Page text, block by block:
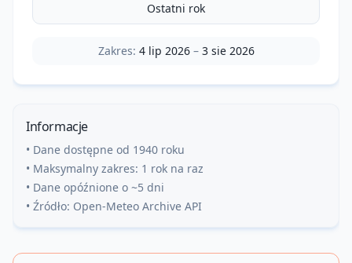
Ostatni rok
Zakres: 4 lip 2026– 3 sie 2026
Informacje
• Dane dostępne od 1940 roku
• Maksymalny zakres: 1 rok na raz
• Dane opóźnione o ~5 dni
• Źródło: Open-Meteo Archive API